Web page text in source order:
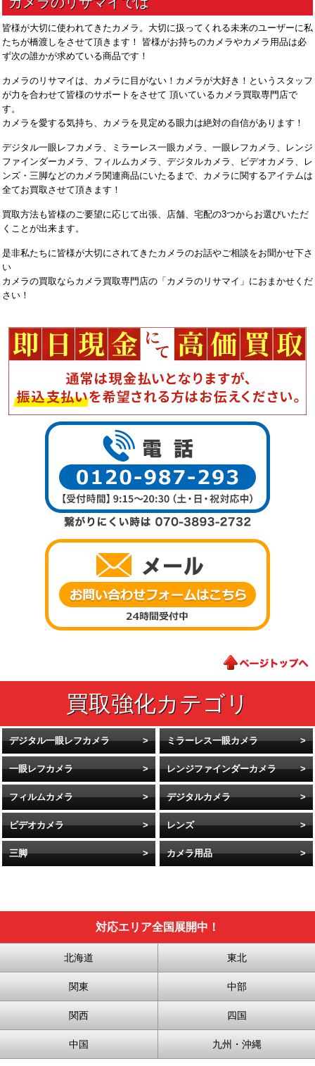
皆様が大切に使われてきたカメラ。大切に扱ってくれる未来のユーザーに私
たちが橋渡しをさせて頂きます！ 皆様がお持ちのカメラやカメラ用品は必
ず次の誰かが求めている商品です！
カメラのリサマイは、カメラに目がない！カメラが大好き！というスタッフ
が力を合わせて皆様のサポートをさせて 頂いているカメラ買取専門店で
す。
カメラを愛する気持ち、カメラを見定める眼力は絶対の自信があります！
デジタル一眼レフカメラ、ミラーレス一眼カメラ、一眼レフカメラ、レンジ
ファインダーカメラ、フィルムカメラ、デジタルカメラ、ビデオカメラ、レ
ンズ・三脚などのカメラ関連商品にいたるまで、カメラに関するアイテムは
全てお買取させて頂きます！
買取方法も皆様のご要望に応じて出張、店舗、宅配の3つからお選びいただ
くことが出来ます。
是非私たちに皆様が大切にされてきたカメラのお話やご相談をお聞かせ下さ
い
カメラの買取ならカメラ買取専門店の「カメラのリサマイ」におまかせくだ
さい！
デジタル一眼レフカメラ ミラーレス一眼カメラ
一眼レフカメラ レンジファインダーカメラ
フィルムカメラ デジタルカメラ
ビデオカメラ レンズ
三脚 カメラ用品
対応エリア全国展開中！
北海道 東北
関東 中部
関西 四国
中国 九州・沖縄